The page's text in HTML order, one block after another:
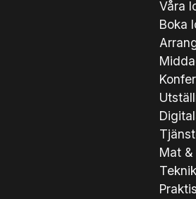
Våra
Boka
Mat